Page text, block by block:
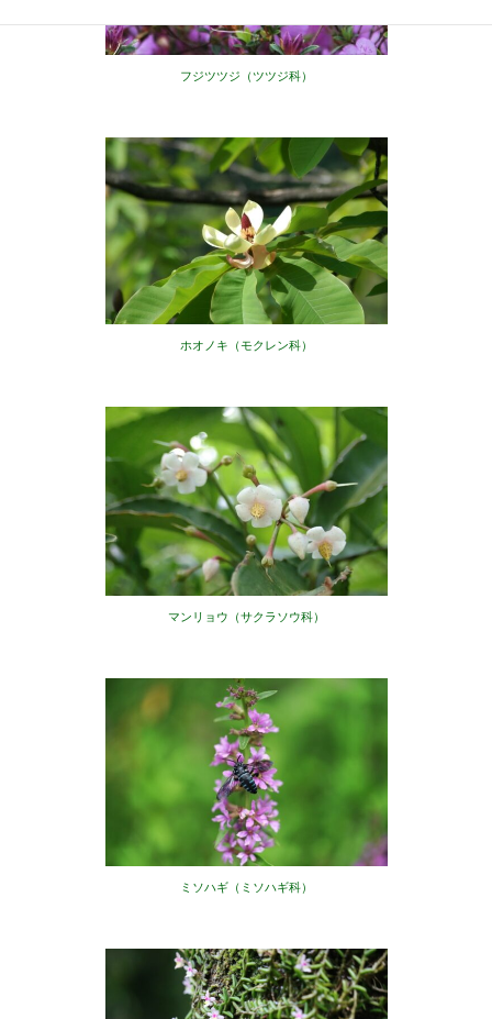
フジツツジ（ツツジ科）
ホオノキ（モクレン科）
マンリョウ（サクラソウ科）
ミソハギ（ミソハギ科）